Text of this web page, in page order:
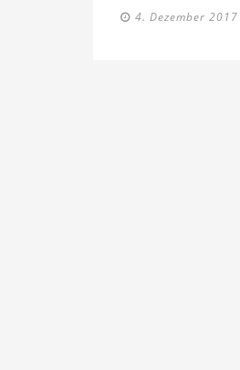
4. Dezember 2017